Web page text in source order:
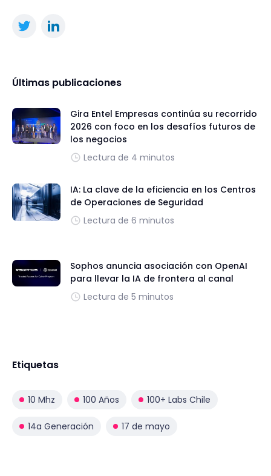
Últimas publicaciones
Gira Entel Empresas continúa su recorrido
2026 con foco en los desafíos futuros de
los negocios
Lectura de 4 minutos
IA: La clave de la eficiencia en los Centros
de Operaciones de Seguridad
Lectura de 6 minutos
Sophos anuncia asociación con OpenAI
para llevar la IA de frontera al canal
Lectura de 5 minutos
Etiquetas
10 Mhz 100 Años 100+ Labs Chile
14a Generación 17 de mayo